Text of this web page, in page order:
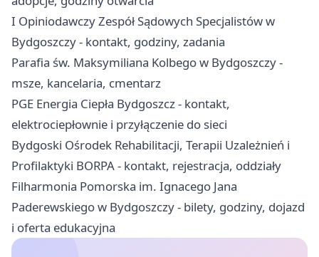
I Opiniodawczy Zespół Sądowych Specjalistów w
Bydgoszczy - kontakt, godziny, zadania
Parafia św. Maksymiliana Kolbego w Bydgoszczy -
msze, kancelaria, cmentarz
PGE Energia Ciepła Bydgoszcz - kontakt,
elektrociepłownie i przyłączenie do sieci
Bydgoski Ośrodek Rehabilitacji, Terapii Uzależnień i
Profilaktyki BORPA - kontakt, rejestracja, oddziały
Filharmonia Pomorska im. Ignacego Jana
Paderewskiego w Bydgoszczy - bilety, godziny, dojazd
i oferta edukacyjna